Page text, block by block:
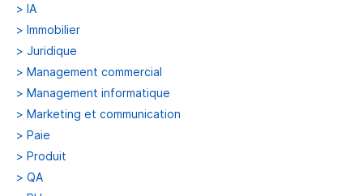
> IA
> Immobilier
> Juridique
> Management commercial
> Management informatique
> Marketing et communication
> Paie
> Produit
> QA